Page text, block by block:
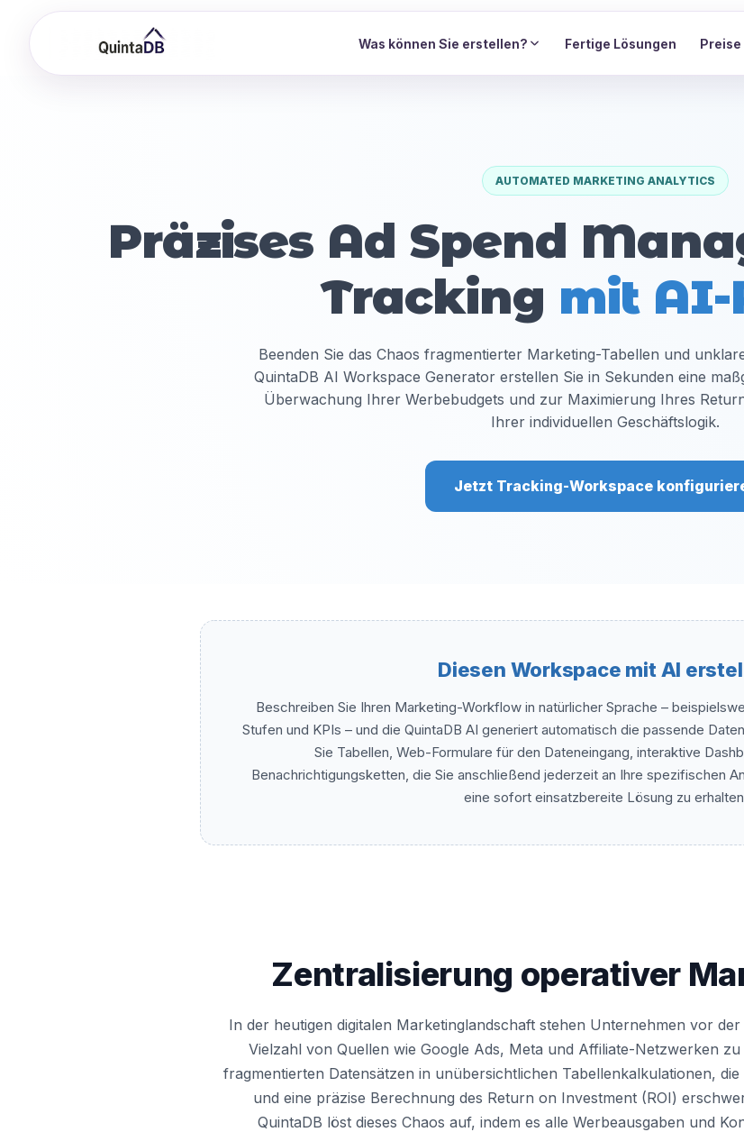
Was können Sie erstellen? Fertige Lösungen Preise
AUTOMATED MARKETING ANALYTICS
Präzises Ad Spend
Tracking mit AI-
Beenden Sie das Chaos fragmentierter Marketing-Tabellen und
QuintaDB AI Workspace Generator erstellen Sie in Sekunden eine
Überwachung Ihrer Werbebudgets und zur Maximierung Ihres
Ihrer individuellen Geschäftslogik.
Jetzt Tracking-Workspace
Diesen Workspace mit AI
Beschreiben Sie Ihren Marketing-Workflow in natürlicher Sprache –
Stufen und KPIs – und die QuintaDB AI generiert automatisch die passende
Sie Tabellen, Web-Formulare für den Dateneingang, interaktive
Benachrichtigungsketten, die Sie anschließend jederzeit an Ihre spezifischen
eine sofort einsatzbereite Lösung zu
Zentralisierung operativer
In der heutigen digitalen Marketinglandschaft stehen Unternehmen vor
Vielzahl von Quellen wie Google Ads, Meta und Affiliate-Netzwerken
fragmentierten Datensätzen in unübersichtlichen Tabellenkalkulationen,
und eine präzise Berechnung des Return on Investment (ROI)
QuintaDB löst dieses Chaos auf, indem es alle Werbeausgaben und